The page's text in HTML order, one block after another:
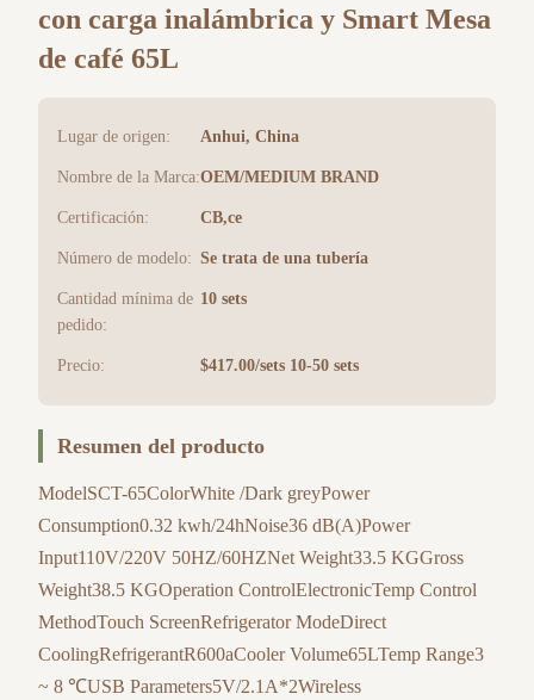
con carga inalámbrica y Smart Mesa
de café 65L
Lugar de origen: Anhui, China
Nombre de la Marca:OEM/MEDIUM BRAND
Certificación: CB,ce
Número de modelo: Se trata de una tubería
Cantidad mínima de
pedido:
10 sets
Precio: $417.00/sets 10-50 sets
Resumen del producto
ModelSCT-65ColorWhite /Dark greyPower
Consumption0.32 kwh/24hNoise36 dB(A)Power
Input110V/220V 50HZ/60HZNet Weight33.5 KGGross
Weight38.5 KGOperation ControlElectronicTemp Control
MethodTouch ScreenRefrigerator ModeDirect
CoolingRefrigerantR600aCooler Volume65LTemp Range3
~ 8 ℃USB Parameters5V/2.1A*2Wireless